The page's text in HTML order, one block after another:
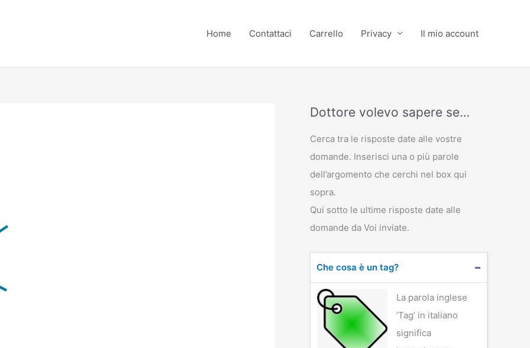
Home Contattaci Carrello Privacy Il mio account
Dottore volevo sapere se…
Cerca tra le risposte date alle vostre
domande. Inserisci una o più parole
dell’argomento che cerchi nel box qui
sopra.
Qui sotto le ultime risposte date alle
domande da Voi inviate.
Che cosa è un tag?
La parola inglese
‘Tag’ in italiano
significa